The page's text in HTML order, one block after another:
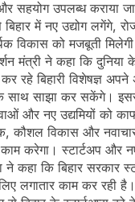
सहयोग उपलब्ध कराया
में नए उद्योग लगेंगे,
विकास को मजबूती
मंत्री ने कहा कि
रहे बिहारी विशेषज्ञ
साथ साझा कर सकेंगे। इससे
और नए उद्यमियों को
कौशल विकास और
करेगा। स्टार्टअप और नए
ने कहा कि बिहार सरकार
लगातार काम कर रही